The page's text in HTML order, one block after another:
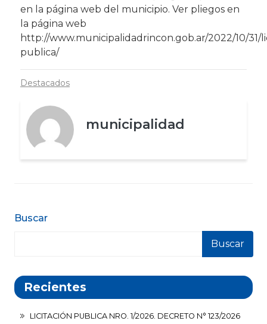
Buscar
Buscar
Recientes
LICITACIÓN PUBLICA NRO. 1/2026. DECRETO N° 123/2026
en la página web del municipio. Ver pliegos en
la página web
http://www.municipalidadrincon.gob.ar/2022/10/31/
publica/
Destacados
municipalidad